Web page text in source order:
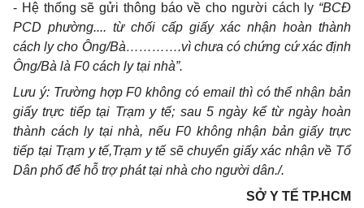
- Hệ thống sẽ gửi thông báo về cho người cách ly “BCĐ
PCD phường.... từ chối cấp giấy xác nhận hoàn thành
cách ly cho Ông/Bà………….vì chưa có chứng cứ xác định
Ông/Bà là F0 cách ly tại nhà”.
Lưu ý: Trường hợp F0 không có email thì có thể nhận bản
giấy trực tiếp tại Trạm y tế; sau 5 ngày kể từ ngày hoàn
thành cách ly tại nhà, nếu F0 không nhận bản giấy trực
tiếp tại Trạm y tế,Trạm y tế sẽ chuyển giấy xác nhận về Tổ
Dân phố để hỗ trợ phát tại nhà cho người dân./.
SỞ Y TẾ TP.HCM